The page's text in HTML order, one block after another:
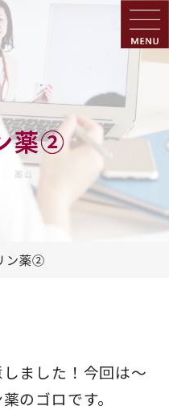
薬②
薬理
ン薬②
ました！今回は〜
のゴロです。